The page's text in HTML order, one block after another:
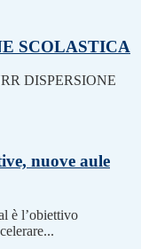
SCOLASTICA
DISPERSIONE
nuove aule
è l’obiettivo